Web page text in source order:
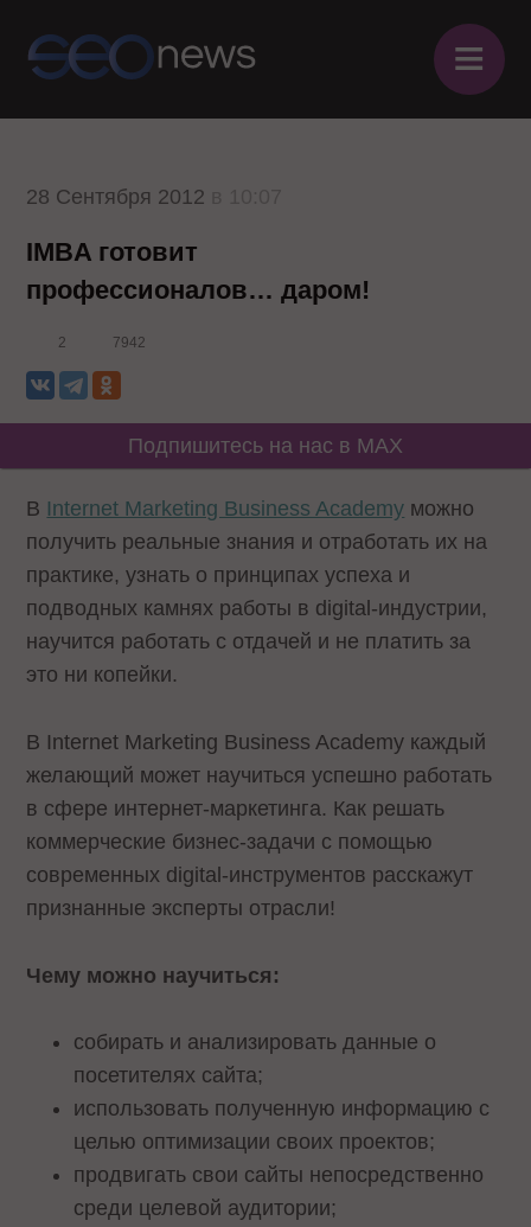
≡
28 Сентября 2012
IMBA готовит
профессионалов… даром!
2 7942
Подпишитесь на нас в MAX
В Internet Marketing Business Academy можно
получить реальные знания и отработать их на
практике, узнать о принципах успеха и
подводных камнях работы в digital-индустрии,
научится работать с отдачей и не платить за
это ни копейки.
В Internet Marketing Business Academy каждый
желающий может научиться успешно работать
в сфере интернет-маркетинга. Как решать
коммерческие бизнес-задачи с помощью
современных digital-инструментов расскажут
признанные эксперты отрасли!
Чему можно научиться:
собирать и анализировать данные о
посетителях сайта;
использовать полученную информацию с
целью оптимизации своих проектов;
продвигать свои сайты непосредственно
среди целевой аудитории;